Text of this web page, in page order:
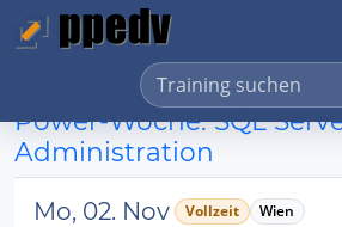
Power-Woche: SQL
Administration
Mo, 02. Nov Vollzeit Wien